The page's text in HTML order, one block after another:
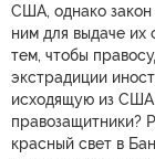
США, однако закон
ним для выдаче их
тем, чтобы
экстрадиции
исходящую из США
правозащитники?
красный свет в